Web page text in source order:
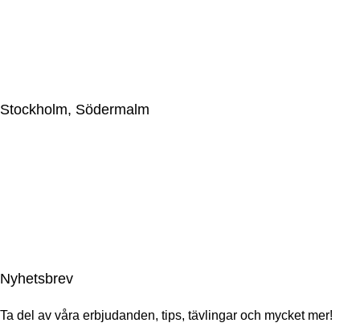
Stockholm, Södermalm
Nyhetsbrev
Ta del av våra erbjudanden, tips, tävlingar och mycket mer!